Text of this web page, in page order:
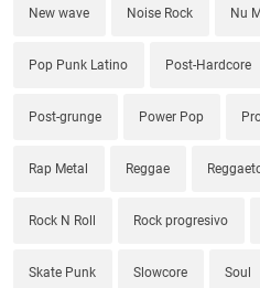
New wave Noise Rock Nu
Pop Punk Latino Post-Hardcore
Post-grunge Power Pop
Rap Metal Reggae
Rock N Roll Rock progresivo
Skate Punk Slowcore Soul